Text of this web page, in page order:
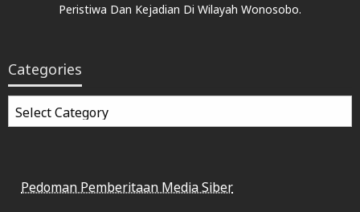
Peristiwa Dan Kejadian Di Wilayah Wonosobo.
Categories
Categories
Pedoman Pemberitaan Media Siber